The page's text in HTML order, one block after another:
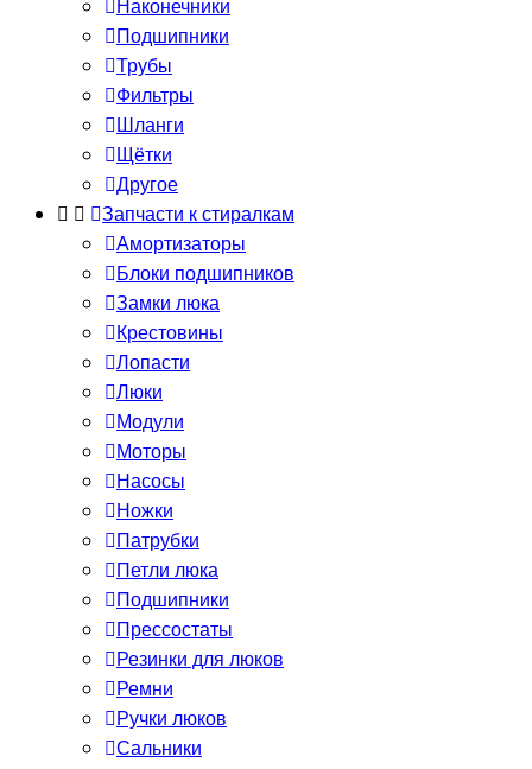
Наконечники
Подшипники
Трубы
Фильтры
Шланги
Щётки
Другое
Запчасти к стиралкам
Амортизаторы
Блоки подшипников
Замки люка
Крестовины
Лопасти
Люки
Модули
Моторы
Насосы
Ножки
Патрубки
Петли люка
Подшипники
Прессостаты
Резинки для люков
Ремни
Ручки люков
Сальники